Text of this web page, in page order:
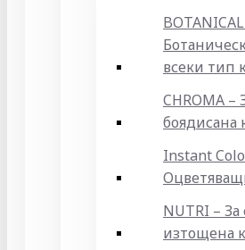
всеки тип
CHROMA –
боядисана
Instant
NUTRI – За
изтощена